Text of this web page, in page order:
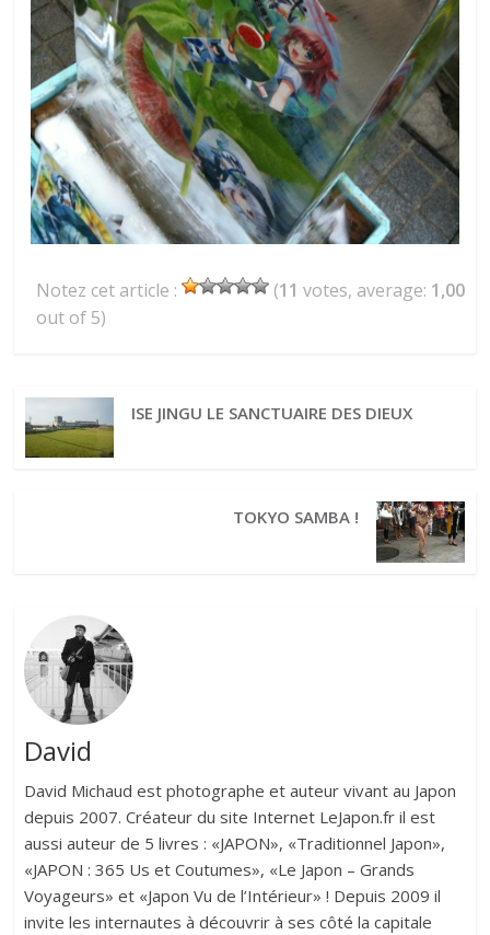
Notez cet article : (11 votes, average: 1,00
out of 5)
ISE JINGU LE SANCTUAIRE DES DIEUX
TOKYO SAMBA !
David
David Michaud est photographe et auteur vivant au Japon
depuis 2007. Créateur du site Internet LeJapon.fr il est
aussi auteur de 5 livres : «JAPON», «Traditionnel Japon»,
«JAPON : 365 Us et Coutumes», «Le Japon – Grands
Voyageurs» et «Japon Vu de l’Intérieur» ! Depuis 2009 il
invite les internautes à découvrir à ses côté la capitale